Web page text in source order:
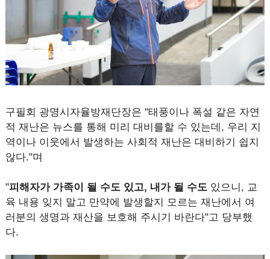
구필회 광명시자율방재단장은 "태풍이나 폭설 같은 자연
적 재난은 뉴스를 통해 미리 대비를할 수 있는데, 우리 지
역이나 이웃에서 발생하는 사회적 재난은 대비하기 쉽지
않다."며
"피해자가 가족이 될 수도 있고, 내가 될 수도있으니, 교
육 내용 잊지 말고 만약에 발생할지 모르는 재난에서 여
러분의 생명과 재산을 보호해 주시기 바란다"고 당부했
다.